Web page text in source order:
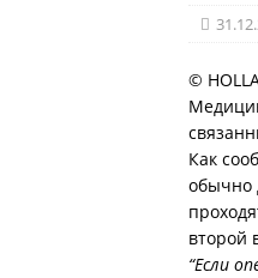
©
Как
обычно
второй
“Если